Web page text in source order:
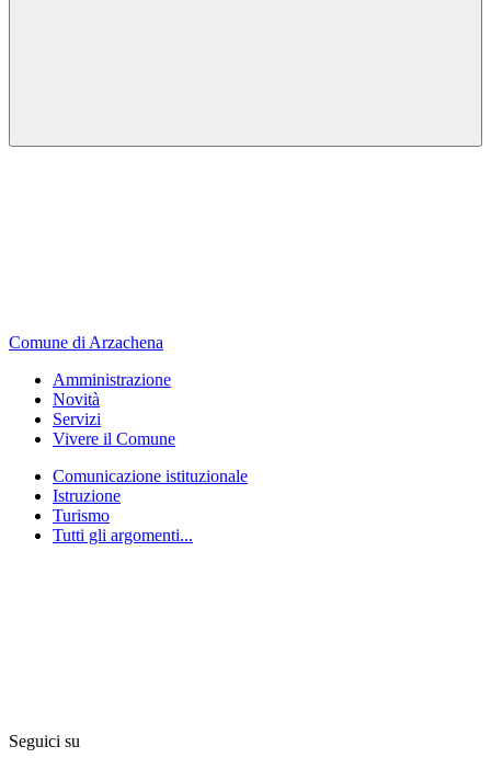
Comune di Arzachena
Amministrazione
Novità
Servizi
Vivere il Comune
Comunicazione istituzionale
Istruzione
Turismo
Tutti gli argomenti...
Seguici su